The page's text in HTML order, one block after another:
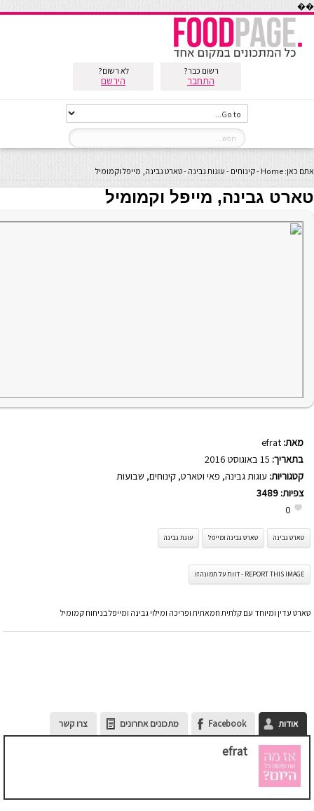
��
רשום כבר?
התחבר
לא רשום?
הירשם
אתם כאן: Home
-קינוחים - עוגות גבינה -טארט גבינה, מייפל וקמומיל
טארט גבינה, מייפל וקמומיל
מאת: efrat
בתאריך:
קטגוריות: עוגות גבינה, פאי וטארט, קינוחים, שבועות
צפיות: 3489
0
טארט גבינה טארט גבינה ומייפל עוגת גבינה
REPORT THIS IMAGE - דווח על תמונה זו
טארט עדין ומיוחד עם קלתית חמאתית ופריכה ומילוי גבינה ומייפל בניחוח קמומיל
אודות Facebook מתכונים אחרונים צרו קשר
efrat